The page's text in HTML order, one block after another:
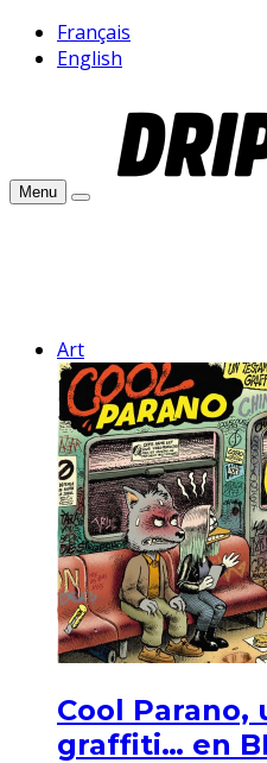
Français
English
Menu
Art
Cool
graffiti… en